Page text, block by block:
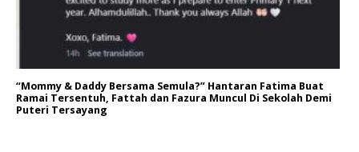
“Mommy & Daddy Bersama Semula?” Hantaran Fatima Buat
Ramai Tersentuh, Fattah dan Fazura Muncul Di Sekolah Demi
Puteri Tersayang